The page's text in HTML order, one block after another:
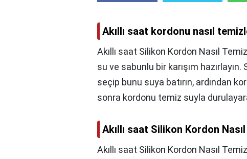
Akıllı saat kordonu nasıl
Akıllı saat Silikon Kordon Nasıl
su ve sabunlu bir karışım
seçip bunu suya batırın, ardından
sonra kordonu temiz suyla
Akıllı saat Silikon Kordon
Akıllı saat Silikon Kordon Nasıl